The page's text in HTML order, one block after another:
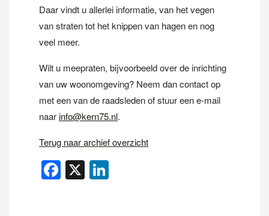
Daar vindt u allerlei informatie, van het vegen
van straten tot het knippen van hagen en nog
veel meer.
Wilt u meepraten, bijvoorbeeld over de inrichting
van uw woonomgeving? Neem dan contact op
met een van de raadsleden of stuur een e-mail
naarinfo@kern75.nl.
Terug naar archief overzicht
Facebook
X